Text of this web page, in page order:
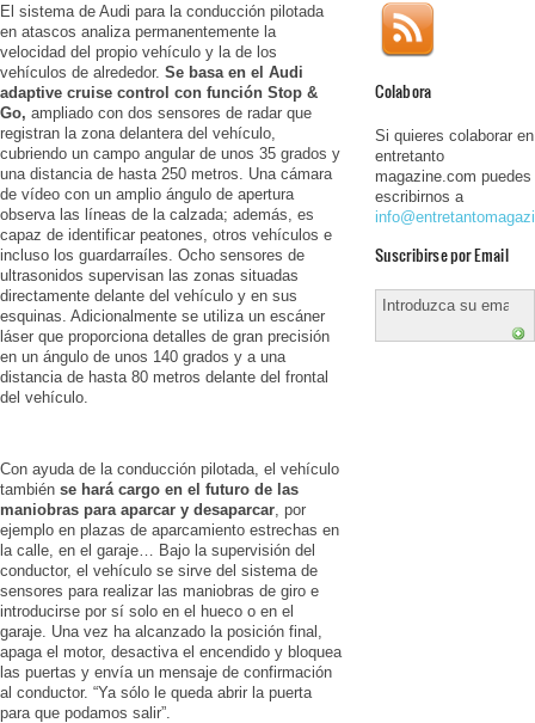
El sistema de Audi para la conducción pilotada
en atascos analiza permanentemente la
velocidad del propio vehículo y la de los
vehículos de alrededor. Se basa en el Audi
adaptive cruise control con función Stop &
Go, ampliado con dos sensores de radar que
registran la zona delantera del vehículo,
cubriendo un campo angular de unos 35 grados y
una distancia de hasta 250 metros. Una cámara
de vídeo con un amplio ángulo de apertura
observa las líneas de la calzada; además, es
capaz de identificar peatones, otros vehículos e
incluso los guardarraíles. Ocho sensores de
ultrasonidos supervisan las zonas situadas
directamente delante del vehículo y en sus
esquinas. Adicionalmente se utiliza un escáner
láser que proporciona detalles de gran precisión
en un ángulo de unos 140 grados y a una
distancia de hasta 80 metros delante del frontal
del vehículo.
Con ayuda de la conducción pilotada, el vehículo
también se hará cargo en el futuro de las
maniobras para aparcar y desaparcar , por
ejemplo en plazas de aparcamiento estrechas en
la calle, en el garaje… Bajo la supervisión del
conductor, el vehículo se sirve del sistema de
sensores para realizar las maniobras de giro e
introducirse por sí solo en el hueco o en el
garaje. Una vez ha alcanzado la posición final,
apaga el motor, desactiva el encendido y bloquea
las puertas y envía un mensaje de confirmación
al conductor. “Ya sólo le queda abrir la puerta
para que podamos salir”.
Colabora
Si quieres colaborar en
entretanto
magazine.com puedes
escribirnos a
Suscribirse por Email